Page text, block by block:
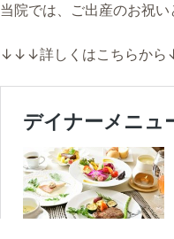
当院では、ご出産のお祝
↓↓↓詳しくはこちらか